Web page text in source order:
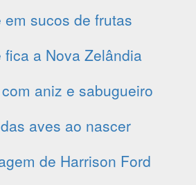
sucos de frutas
a Nova Zelândia
aniz e sabugueiro
aves ao nascer
de Harrison Ford